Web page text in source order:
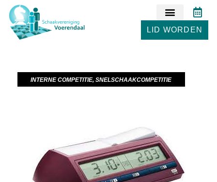
LID WORDEN
INTERNE COMPETITIE, SNELSCHAAKCOMPETITIE